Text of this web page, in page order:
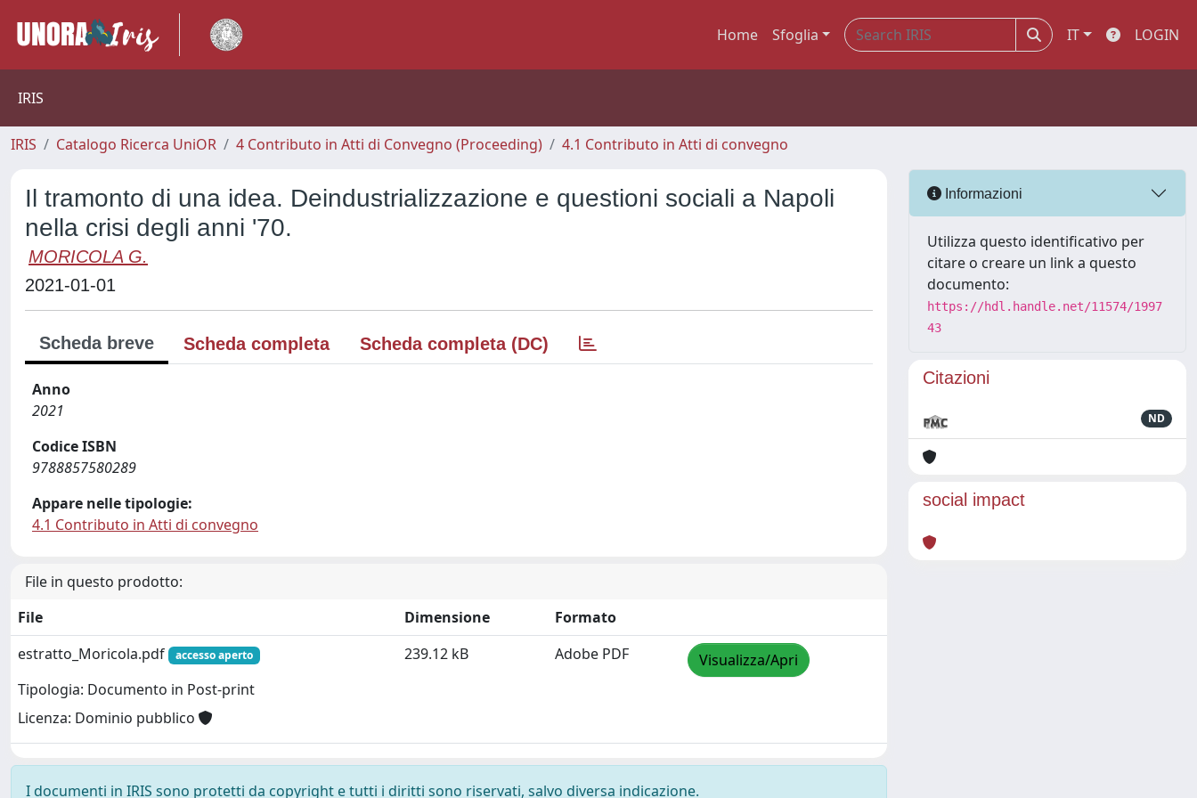
Home Sfoglia IT LOGIN
IRIS
IRIS Catalogo Ricerca UniOR 4 Contributo in Atti di Convegno (Proceeding) 4.1 Contributo in Atti di convegno
Il tramonto di una idea. Deindustrializzazione e questioni sociali a Napoli
nella crisi degli anni '70.
MORICOLA G.
2021-01-01
Scheda breve Scheda completa Scheda completa (DC)
Anno
2021
Codice ISBN
9788857580289
Appare nelle tipologie:
4.1 Contributo in Atti di convegno
File in questo prodotto:
File
Dimensione
Formato
estratto_Moricola.pdf
accesso aperto
Tipologia: Documento in Post-print
Licenza: Dominio pubblico
239.12 kB Adobe PDF Visualizza/Apri
I documenti in IRIS sono protetti da copyright e tutti i diritti sono riservati, salvo diversa indicazione.
Informazioni
Utilizza questo identificativo per
citare o creare un link a questo
documento:
https://hdl.handle.net/11574/1997
43
Citazioni
ND
social impact